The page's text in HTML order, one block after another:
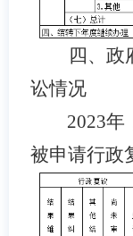
四、政
讼情况
2023年
被申请行政